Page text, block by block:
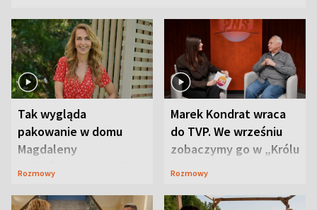
Tak wygląda
pakowanie w domu
Magdaleny
Waligórskiej-Lisieckiej.
Rozmowy
Marek Kondrat wraca
do TVP. We wrześniu
zobaczymy go w „Królu
Maciusiu I”
Rozmowy